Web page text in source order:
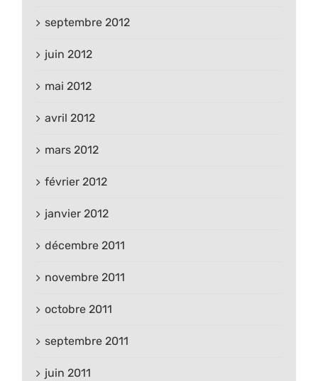
septembre 2012
juin 2012
mai 2012
avril 2012
mars 2012
février 2012
janvier 2012
décembre 2011
novembre 2011
octobre 2011
septembre 2011
juin 2011